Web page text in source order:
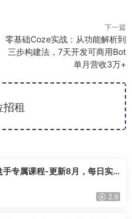
下一篇
零基础Coze实战：从功能解析到
三步构建法，7天开发可商用Bot
单月营收3万+
招租
专属课程-更新8月，每日实
2.9